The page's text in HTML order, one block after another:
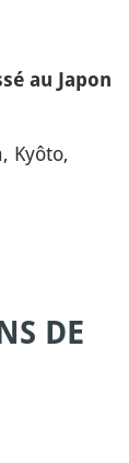
au Japon
Kyôto,
DE